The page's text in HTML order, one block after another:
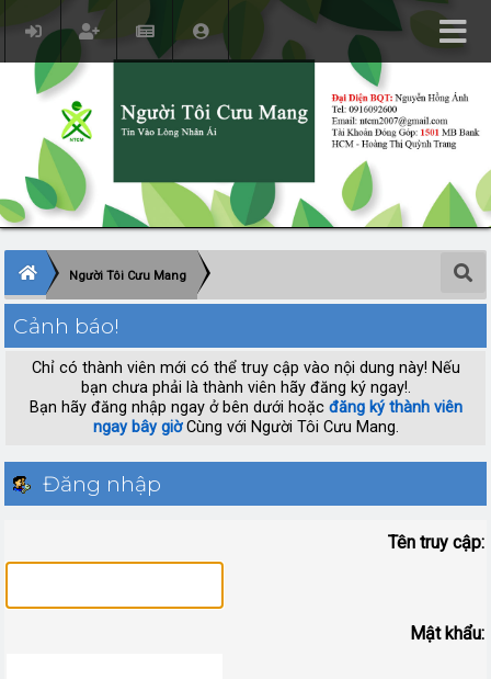
Người Tôi Cưu Mang
Cảnh báo!
Chỉ có thành viên mới có thể truy cập vào nội dung này! Nếu
bạn chưa phải là thành viên hãy đăng ký ngay!.
Bạn hãy đăng nhập ngay ở bên dưới hoặc đăng ký thành viên
ngay bây giờCùng với Người Tôi Cưu Mang.
Đăng nhập
Tên truy cập:
Mật khẩu: